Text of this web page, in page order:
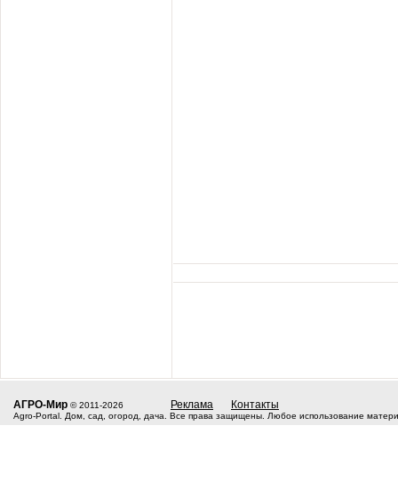
АГРО-Мир © 2011-2026 Реклама Контакты
Agro-Portal. Дом, сад, огород, дача. Все права защищены. Любое использование